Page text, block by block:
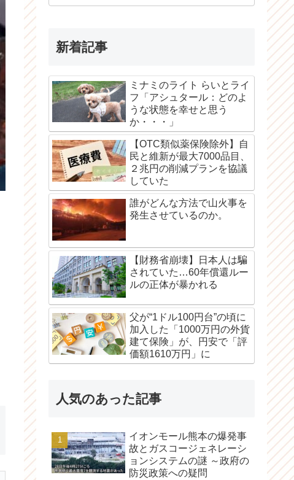
新着記事
ミナミのライト らいとライ
フ「アシュタール：どのよ
うな状態を幸せと思う
か・・・」
【OTC類似薬保険除外】自
民と維新が最大7000品目、
２兆円の削減プランを協議
していた
誰がどんな方法で山火事を
発生させているのか。
【財務省崩壊】日本人は騙
されていた…60年償還ルー
ルの正体が暴かれる
父が“1ドル100円台”の頃に
加入した「1000万円の外貨
建て保険」が、円安で「評
価額1610万円」に
人気のあった記事
イオンモール熊本の爆発事
故とガスコージェネレーシ
ョンシステムの謎 ～政府の
防災政策への疑問